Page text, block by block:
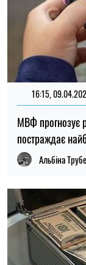
16:15,
МВФ прогнозує
постраждає
Альбіна